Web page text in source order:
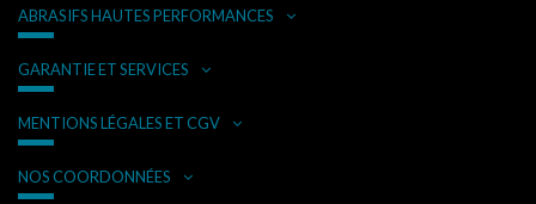
ABRASIFS HAUTES PERFORMANCES
GARANTIE ET SERVICES
MENTIONS LÉGALES ET CGV
NOS COORDONNÉES